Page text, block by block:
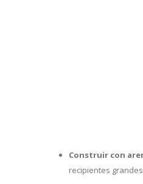
Construir con
recipientes